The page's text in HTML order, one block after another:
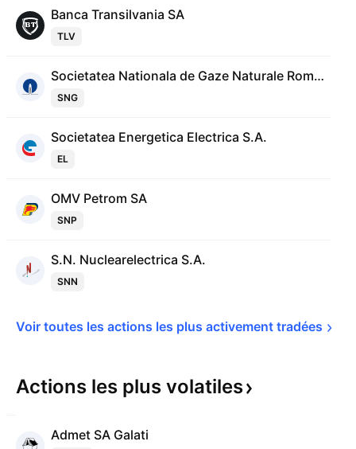
Banca Transilvania SA
TLV
Societatea Nationala de Gaze Naturale Romgaz S.A.
SNG
Societatea Energetica Electrica S.A.
EL
OMV Petrom SA
SNP
S.N. Nuclearelectrica S.A.
SNN
Voir toutes les actions les plus activement tradées
Actions les plus volatiles
Admet SA Galati